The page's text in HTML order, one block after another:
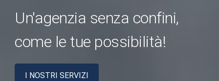
Un'agenzia senza confini,
come le tue possibilità!
I NOSTRI SERVIZI